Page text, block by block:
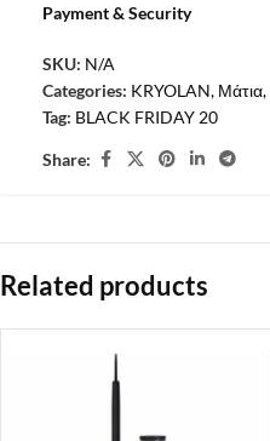
Payment & Security
SKU: N/A
Categories: KRYOLAN, Μάτια,
Tag: BLACK FRIDAY 20
Share:
Related products